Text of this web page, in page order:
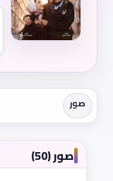
صور
صور (50)